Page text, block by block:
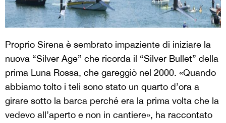
Proprio Sirena è sembrato impaziente di iniziare la
nuova “Silver Age” che ricorda il “Silver Bullet” della
prima Luna Rossa, che gareggiò nel 2000. «Quando
abbiamo tolto i teli sono stato un quarto d’ora a
girare sotto la barca perché era la prima volta che la
vedevo all’aperto e non in cantiere», ha raccontato